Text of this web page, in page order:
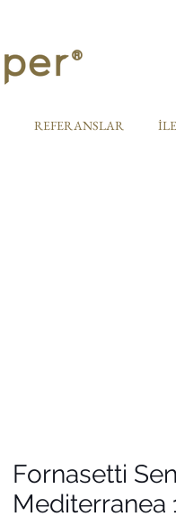
REFERANSLAR
Fornasetti
Mediterranea